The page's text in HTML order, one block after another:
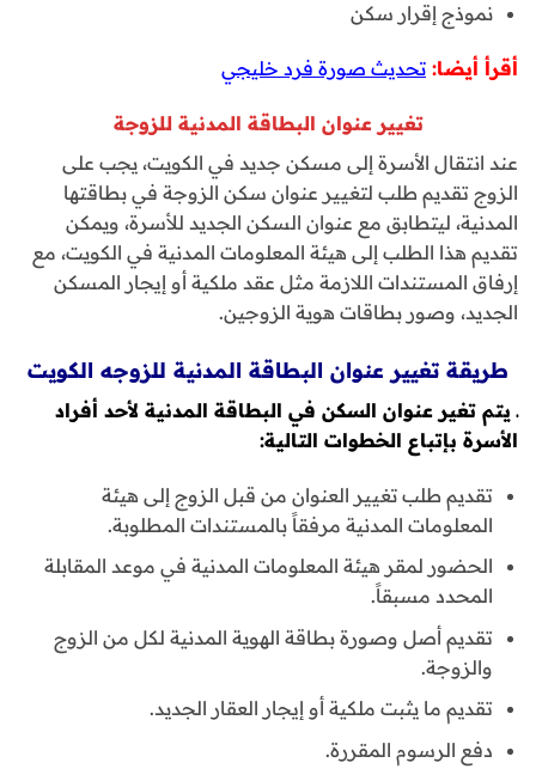
نموذج إقرار سكن
أقرأ أيضا: تحديث صورة فرد خليجي
تغيير عنوان البطاقة المدنية للزوجة
عند انتقال الأسرة إلى مسكن جديد في الكويت، يجب على
الزوج تقديم طلب لتغيير عنوان سكن الزوجة في بطاقتها
المدنية، ليتطابق مع عنوان السكن الجديد للأسرة، ويمكن
تقديم هذا الطلب إلى هيئة المعلومات المدنية في الكويت، مع
إرفاق المستندات اللازمة مثل عقد ملكية أو إيجار المسكن
الجديد، وصور بطاقات هوية الزوجين.
طريقة تغيير عنوان البطاقة المدنية للزوجه الكويت
ـ يتم تغير عنوان السكن في البطاقة المدنية لأحد أفراد
الأسرة بإتباع الخطوات التالية:
تقديم طلب تغيير العنوان من قبل الزوج إلى هيئة
المعلومات المدنية مرفقاً بالمستندات المطلوبة.
الحضور لمقر هيئة المعلومات المدنية في موعد المقابلة
المحدد مسبقاً.
تقديم أصل وصورة بطاقة الهوية المدنية لكل من الزوج
والزوجة.
تقديم ما يثبت ملكية أو إيجار العقار الجديد.
دفع الرسوم المقررة.